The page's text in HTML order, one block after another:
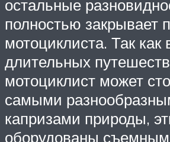
остальные
полностью закрывает
мотоциклиста. Так как
длительных
мотоциклист может
самыми
капризами природы,
оборудованы